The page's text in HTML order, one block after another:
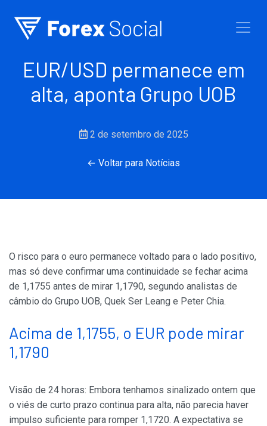
EUR/USD permanece em
alta, aponta Grupo UOB
2 de setembro de 2025
← Voltar para Notícias
O risco para o euro permanece voltado para o lado positivo,
mas só deve confirmar uma continuidade se fechar acima
de 1,1755 antes de mirar 1,1790, segundo analistas de
câmbio do Grupo UOB, Quek Ser Leang e Peter Chia.
Acima de 1,1755, o EUR pode mirar
1,1790
Visão de 24 horas: Embora tenhamos sinalizado ontem que
o viés de curto prazo continua para alta, não parecia haver
impulso suficiente para romper 1,1720. A expectativa se